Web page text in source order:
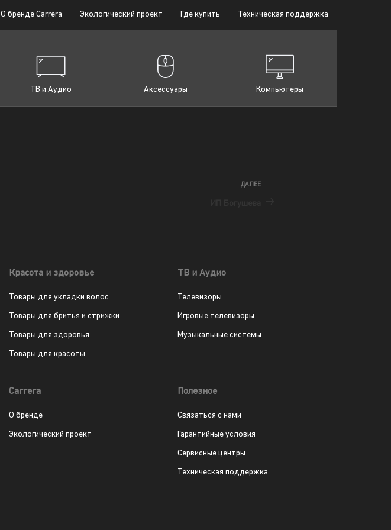
О бренде Carrera Экологический проект Где купить Техническая поддержка
ТВ и Аудио Аксессуары Компьютеры
ДАЛЕЕ
Красота и здоровье
Товары для укладки волос
Товары для бритья и стрижки
Товары для здоровья
Товары для красоты
ТВ и Аудио
Телевизоры
Игровые телевизоры
Музыкальные системы
Carrera
О бренде
Экологический проект
Полезное
Связаться с нами
Гарантийные условия
Сервисные центры
Техническая поддержка